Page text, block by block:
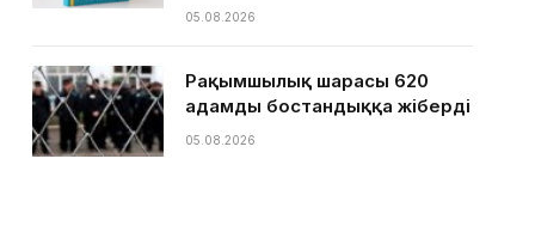
05.08.2026
Рақымшылық шарасы 620
адамды бостандыққа жіберді
05.08.2026